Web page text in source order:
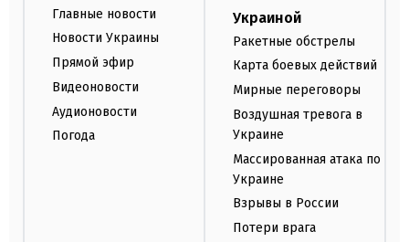
Главные новости
Новости Украины
Прямой эфир
Видеоновости
Аудионовости
Погода
Украиной
Ракетные обстрелы
Карта боевых действий
Мирные переговоры
Воздушная тревога в
Украине
Массированная атака по
Украине
Взрывы в России
Потери врага